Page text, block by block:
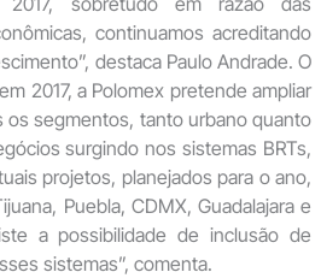
continuamos acreditando
destaca Paulo Andrade. O
2017, a Polomex pretende ampliar
os segmentos, tanto urbano quanto
surgindo nos sistemas BRTs,
projetos, planejados para o ano,
Puebla, CDMX, Guadalajara e
a possibilidade de inclusão de
sistemas”, comenta.